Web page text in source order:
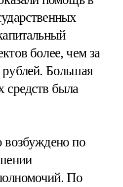
более, чем за
Большая
средств была
возбуждено по
По